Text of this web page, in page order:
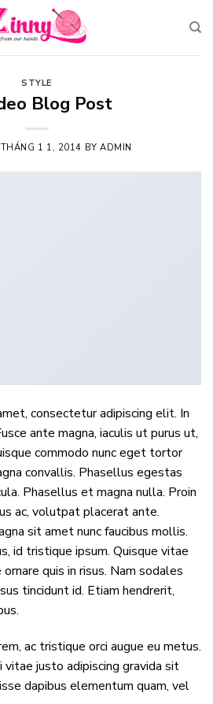
STYLE
Blog Post
THÁNG 1 1, 2014 BYADMIN
consectetur adipiscing elit. In
ante magna, iaculis ut purus ut,
commodo nunc eget tortor
convallis. Phasellus egestas
Phasellus et magna nulla. Proin
ac, volutpat placerat ante.
sit amet nunc faucibus mollis.
id tristique ipsum. Quisque vitae
quis in risus. Nam sodales
tincidunt id. Etiam hendrerit,
ac tristique orci augue eu metus.
justo adipiscing gravida sit
dapibus elementum quam, vel